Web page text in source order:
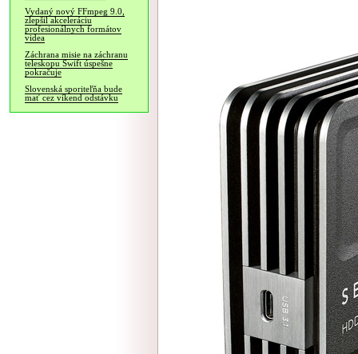
Vydaný nový FFmpeg 9.0,
zlepšil akceleráciu
profesionálnych formátov
videa
Záchrana misie na záchranu
teleskopu Swift úspešne
pokračuje
Slovenská sporiteľňa bude
mať cez víkend odstávku